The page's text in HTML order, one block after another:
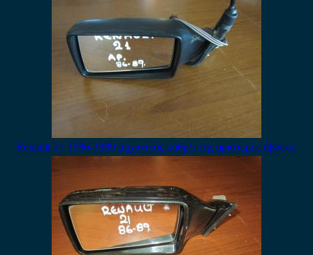
Renault 21 1986-1989 μηχανικός καθρέπτης αριστερός άβαφος